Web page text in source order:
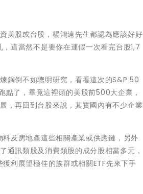
美股或台股，楊鴻遠先生都認為應該好好
這當然不是要你在連假一次看完台股1,7
鋼倒不如聰明研究，看看這次的S&P 50
了，畢竟這裡頭的美股前500大企業，
，再回到台股來說，其實國內有不少企業
及房地產這些相關產業或供應鏈，另外
通訊類股及消費類股的成分股相當多元，
利展望極佳的族群或相關ETF先來下手